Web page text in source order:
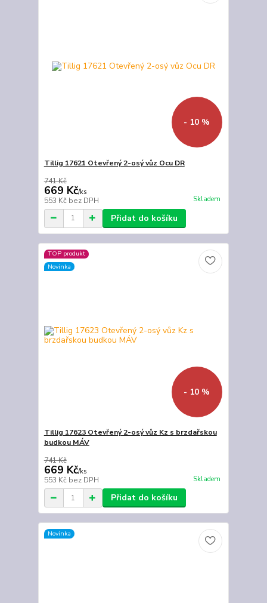
- 10 %
Tillig 17621 Otevřený 2-osý vůz Ocu DR
741 Kč
669 Kč/ks
553 Kč bez DPH Skladem
Přidat do košíku
TOP produkt
Novinka
- 10 %
Tillig 17623 Otevřený 2-osý vůz Kz s brzdařskou
budkou MÁV
741 Kč
669 Kč/ks
553 Kč bez DPH Skladem
Přidat do košíku
Novinka